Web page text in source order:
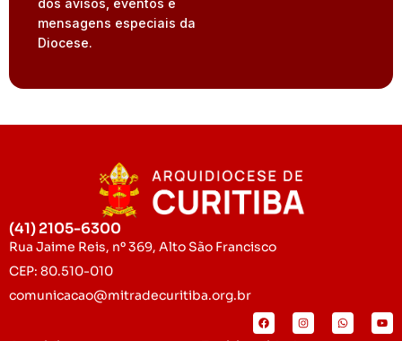
dos avisos, eventos e
mensagens especiais da
Diocese.
(41) 2105-6300
Rua Jaime Reis, nº 369, Alto São Francisco
CEP: 80.510-010
comunicacao@mitradecuritiba.org.br